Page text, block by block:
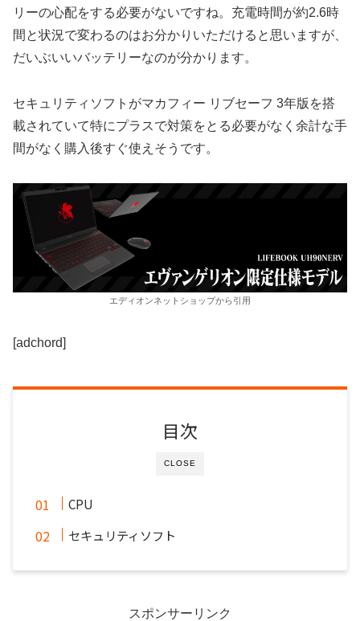
リーの心配をする必要がないですね。充電時間が約2.6時
間と状況で変わるのはお分かりいただけると思いますが、
だいぶいいバッテリーなのが分かります。
セキュリティソフトがマカフィー リブセーフ 3年版を搭
載されていて特にプラスで対策をとる必要がなく余計な手
間がなく購入後すぐ使えそうです。
エディオンネットショップから引用
[adchord]
CLOSE
目次
CPU
セキュリティソフト
スポンサーリンク